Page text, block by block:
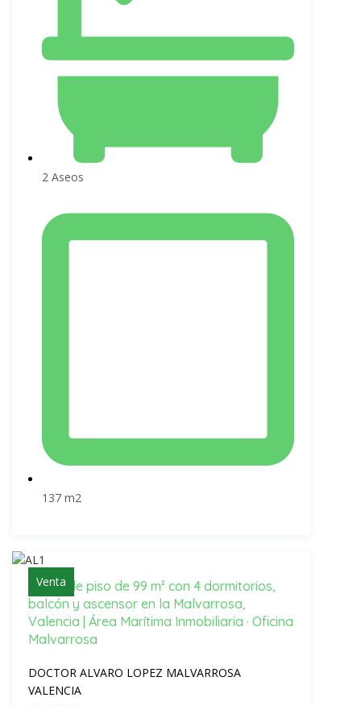
2 Aseos
137 m2
Venta
Venta de piso de 99 m² con 4 dormitorios,
balcón y ascensor en la Malvarrosa,
Valencia | Área Marítima Inmobiliaria · Oficina
Malvarrosa
DOCTOR ALVARO LOPEZ MALVARROSA
VALENCIA